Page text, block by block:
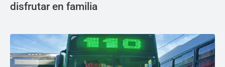
disfrutar en familia